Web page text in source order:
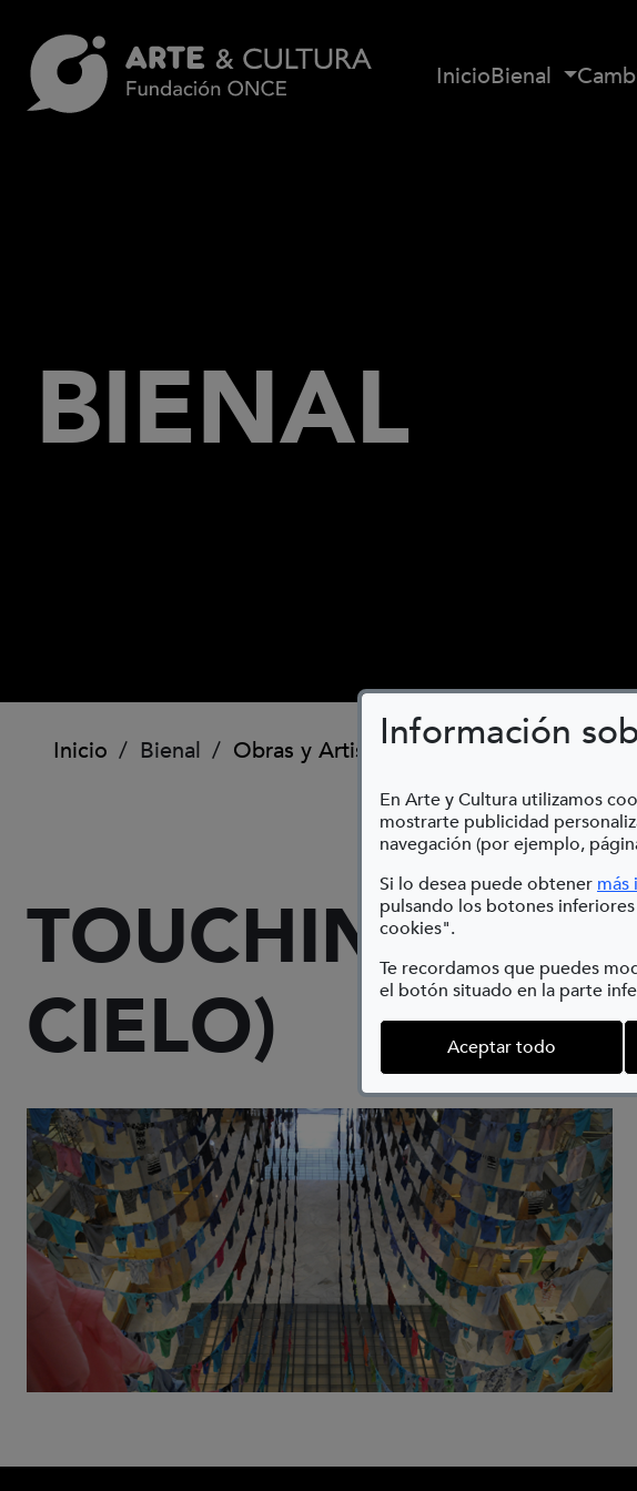
Información
En Arte y Cultura utilizamos
mostrarte publicidad
navegación (por ejemplo,
Si lo desea puede obtener más
pulsando los botones
cookies".
Te recordamos que puedes
el botón situado en la parte
Aceptar todo
InicioBienal
BIENAL
Ruta de navegación
Inicio Bienal Obras y Artistas Touching The Sky
TOUCHING
CIELO)